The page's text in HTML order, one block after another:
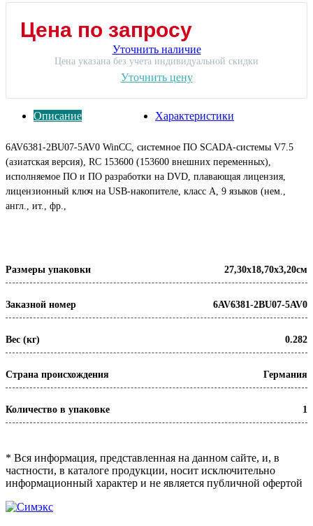
Цена по запросу
Уточнить наличие
Цена указана без учета индивидуальной скидки
Уточнить цену
Описание Характеристики
6AV6381-2BU07-5AV0 WinCC, системное ПО SCADA-системы V7.5
(азиатская версия), RC 153600 (153600 внешних переменных),
исполняемое ПО и ПО разработки на DVD, плавающая лицензия,
лицензионный ключ на USB-накопителе, класс A, 9 языков (нем.,
англ., ит., фр.,
Размеры упаковки 27,30х18,70х3,20см
Заказной номер 6AV6381-2BU07-5AV0
Вес (кг) 0.282
Страна происхождения Германия
Количество в упаковке 1
* Вся информация, представленная на данном сайте, и, в
частности, в каталоге продукции, носит исключительно
информационный характер и не является публичной офертой